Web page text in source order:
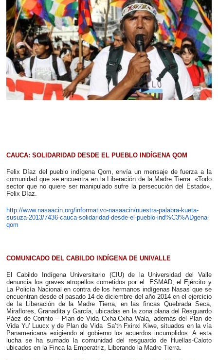
CAUCA: SOLIDARIDAD DESDE EL PUEBLO INDÍGENA QOM
Felix Díaz del pueblo indígena Qom, envía un mensaje de fuerza a la
comunidad que se encuentra en la Liberación de la Madre Tierra. «Todo
sector que no quiere ser manipulado sufre la persecución del Estado»,
Felix Díaz.
http://www.nasaacin.org/informativo-nasaacin/nuestra-palabra-kueta-
susuza-2013/7436-cauca-solidaridad-desde-el-pueblo-ind%C3%ADgena-
qom
COMUNICADO DEL CABILDO INDÍGENA DE UNIVALLE
El Cabildo Indígena Universitario (CIU) de la Universidad del Valle
denuncia los graves atropellos cometidos por el ESMAD, el Ejército y
La Policía Nacional en contra de los hermanos indígenas Nasas que se
encuentran desde el pasado 14 de diciembre del año 2014 en el ejercicio
de la Liberación de la Madre Tierra, en las fincas Quebrada Seca,
Miraflores, Granadita y García, ubicadas en la zona plana del Resguardo
Páez de Corinto – Plan de Vida Cxha’Cxha Wala, además del Plan de
Vida Yu’ Luucx y de Plan de Vida Sa’th Fxinxi Kiwe, situados en la vía
Panamericana exigiendo al gobierno los acuerdos incumplidos. A esta
lucha se ha sumado la comunidad del resguardo de Huellas-Caloto
ubicados en la Finca la Emperatriz, Liberando la Madre Tierra.